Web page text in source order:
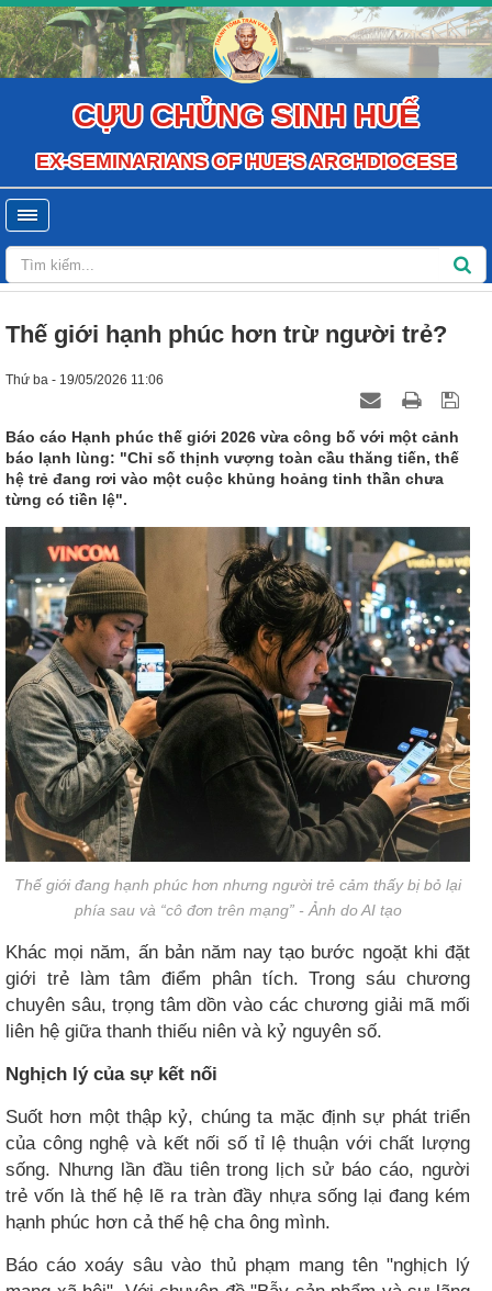
CỰU CHỦNG SINH HUẾ
EX-SEMINARIANS OF HUE'S ARCHDIOCESE
Thế giới hạnh phúc hơn trừ người trẻ?
Thứ ba - 19/05/2026 11:06
Báo cáo Hạnh phúc thế giới 2026 vừa công bố với một cảnh
báo lạnh lùng: "Chỉ số thịnh vượng toàn cầu thăng tiến, thế
hệ trẻ đang rơi vào một cuộc khủng hoảng tinh thần chưa
từng có tiền lệ".
Thế giới đang hạnh phúc hơn nhưng người trẻ cảm thấy bị bỏ lại
phía sau và “cô đơn trên mạng” - Ảnh do AI tạo
Khác mọi năm, ấn bản năm nay tạo bước ngoặt khi đặt
giới trẻ làm tâm điểm phân tích. Trong sáu chương
chuyên sâu, trọng tâm dồn vào các chương giải mã mối
liên hệ giữa thanh thiếu niên và kỷ nguyên số.
Nghịch lý của sự kết nối
Suốt hơn một thập kỷ, chúng ta mặc định sự phát triển
của công nghệ và kết nối số tỉ lệ thuận với chất lượng
sống. Nhưng lần đầu tiên trong lịch sử báo cáo, người
trẻ vốn là thế hệ lẽ ra tràn đầy nhựa sống lại đang kém
hạnh phúc hơn cả thế hệ cha ông mình.
Báo cáo xoáy sâu vào thủ phạm mang tên "nghịch lý